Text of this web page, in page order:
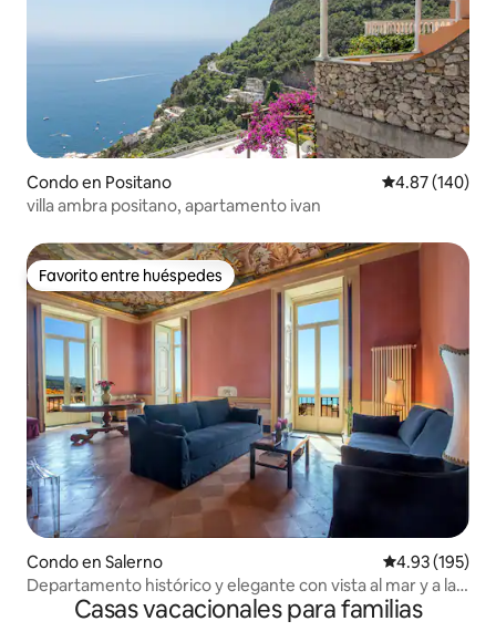
Condo en Positano Calificación
4.87 (140)
villa ambra positano, apartamento ivan
Favorito entre huéspedes
Favorito entre huéspedes
Condo en Salerno Calificación
4.93 (195)
Departamento histórico y elegante con vista al mar y a la
catedralCasas vacacionales para familias